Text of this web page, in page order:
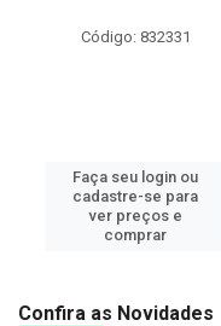
Código: 832331
Faça seu login ou
cadastre-se para
ver preços e
comprar
Confira as Novidades